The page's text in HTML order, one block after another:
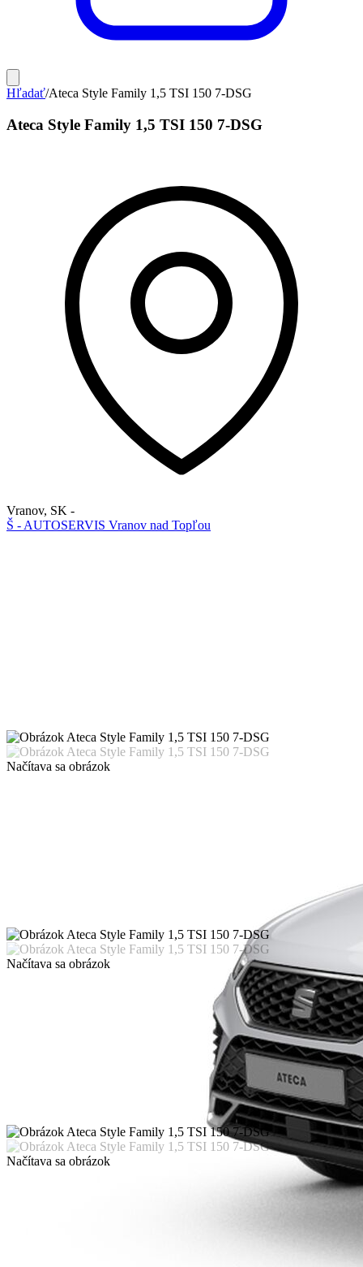
Hľadať/Ateca Style Family 1,5 TSI 150 7-DSG
Ateca Style Family 1,5 TSI 150 7-DSG
Vranov, SK -
Š - AUTOSERVIS Vranov nad Topľou
Načítava sa obrázok
Načítava sa obrázok
Načítava sa obrázok